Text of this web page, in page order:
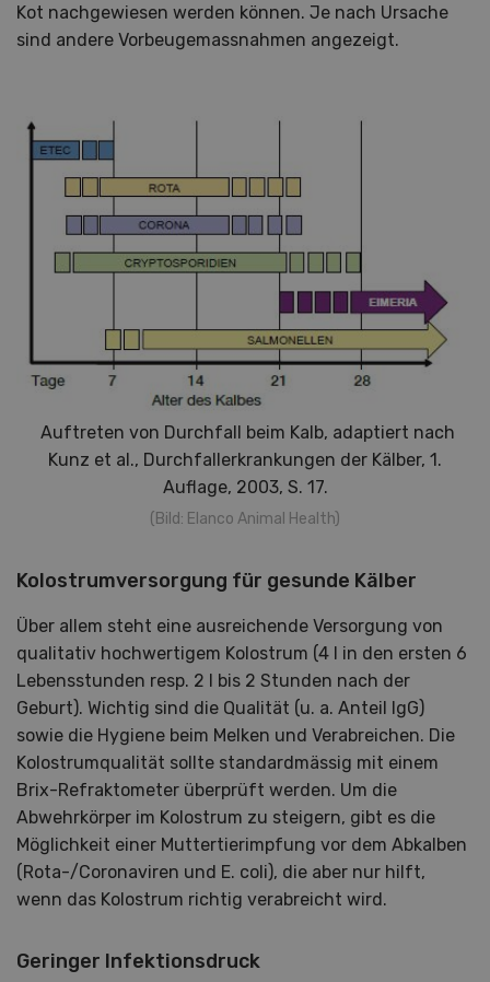
Kot nachgewiesen werden können. Je nach Ursache
sind andere Vorbeugemassnahmen angezeigt.
Auftreten von Durchfall beim Kalb, adaptiert nach
Kunz et al., Durchfallerkrankungen der Kälber, 1.
Auflage, 2003, S. 17.
(Bild: Elanco Animal Health)
Kolostrumversorgung für gesunde Kälber
Über allem steht eine ausreichende Versorgung von
qualitativ hochwertigem Kolostrum (4 l in den ersten 6
Lebensstunden resp. 2 l bis 2 Stunden nach der
Geburt). Wichtig sind die Qualität (u. a. Anteil IgG)
sowie die Hygiene beim Melken und Verabreichen. Die
Kolostrumqualität sollte standardmässig mit einem
Brix-Refraktometer überprüft werden. Um die
Abwehrkörper im Kolostrum zu steigern, gibt es die
Möglichkeit einer Muttertierimpfung vor dem Abkalben
(Rota-/Coronaviren und E. coli), die aber nur hilft,
wenn das Kolostrum richtig verabreicht wird.
Geringer Infektionsdruck